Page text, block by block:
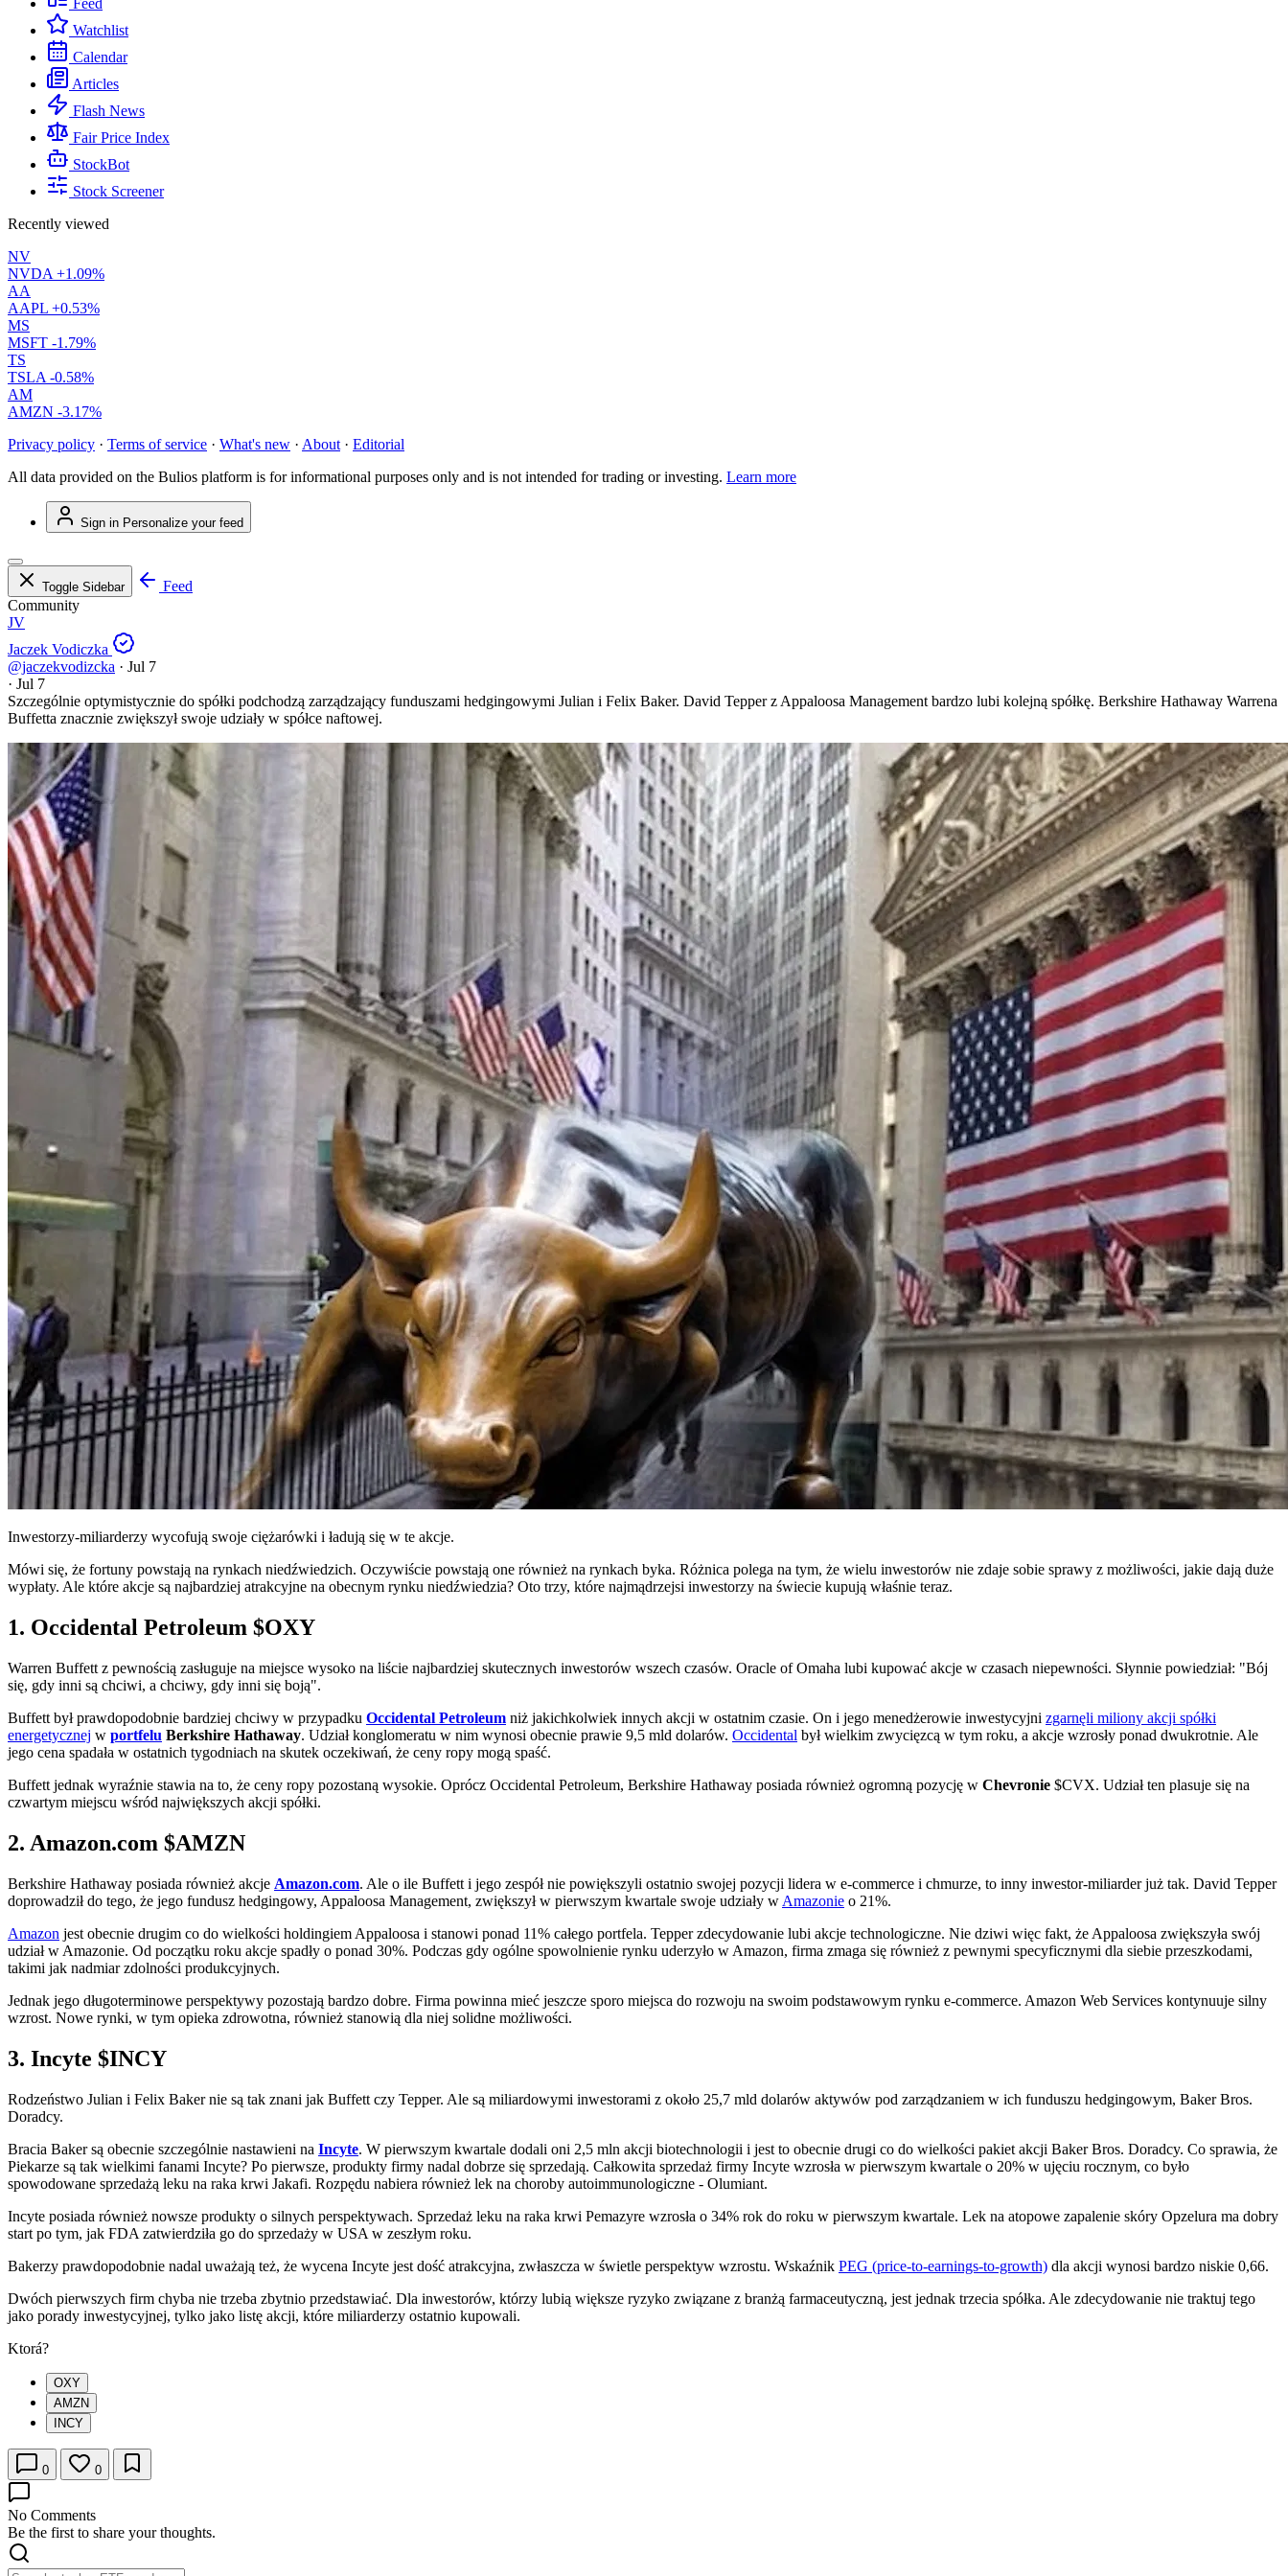
Feed
Watchlist
Calendar
Articles
Flash News
Fair Price Index
StockBot
Stock Screener
Recently viewed
NV
NVDA +1.09%
AA
AAPL +0.53%
MS
MSFT -1.79%
TS
TSLA -0.58%
AM
AMZN -3.17%
Privacy policy · Terms of service · What's new · About · Editorial
All data provided on the Bulios platform is for informational purposes only and is not intended for trading or investing. Learn more
Sign in Personalize your feed
Toggle Sidebar
Feed
Community
JV
Jaczek Vodiczka
@jaczekvodizcka · Jul 7
· Jul 7
Szczególnie optymistycznie do spółki podchodzą zarządzający funduszami hedgingowymi Julian i Felix Baker. David Tepper z Appaloosa Management bardzo lubi kolejną spółkę. Berkshire Hathaway Warrena
Buffetta znacznie zwiększył swoje udziały w spółce naftowej.
Inwestorzy-miliarderzy wycofują swoje ciężarówki i ładują się w te akcje.
Mówi się, że fortuny powstają na rynkach niedźwiedzich. Oczywiście powstają one również na rynkach byka. Różnica polega na tym, że wielu inwestorów nie zdaje sobie sprawy z możliwości, jakie dają duże
wypłaty. Ale które akcje są najbardziej atrakcyjne na obecnym rynku niedźwiedzia? Oto trzy, które najmądrzejsi inwestorzy na świecie kupują właśnie teraz.
1. Occidental Petroleum $OXY
Warren Buffett z pewnością zasługuje na miejsce wysoko na liście najbardziej skutecznych inwestorów wszech czasów. Oracle of Omaha lubi kupować akcje w czasach niepewności. Słynnie powiedział: "Bój
się, gdy inni są chciwi, a chciwy, gdy inni się boją".
Buffett był prawdopodobnie bardziej chciwy w przypadku Occidental Petroleum niż jakichkolwiek innych akcji w ostatnim czasie. On i jego menedżerowie inwestycyjni zgarnęli miliony akcji spółki
energetycznej w portfelu Berkshire Hathaway. Udział konglomeratu w nim wynosi obecnie prawie 9,5 mld dolarów. Occidental był wielkim zwycięzcą w tym roku, a akcje wzrosły ponad dwukrotnie. Ale
jego cena spadała w ostatnich tygodniach na skutek oczekiwań, że ceny ropy mogą spaść.
Buffett jednak wyraźnie stawia na to, że ceny ropy pozostaną wysokie. Oprócz Occidental Petroleum, Berkshire Hathaway posiada również ogromną pozycję w Chevronie $CVX. Udział ten plasuje się na
czwartym miejscu wśród największych akcji spółki.
2. Amazon.com $AMZN
Berkshire Hathaway posiada również akcje Amazon.com. Ale o ile Buffett i jego zespół nie powiększyli ostatnio swojej pozycji lidera w e-commerce i chmurze, to inny inwestor-miliarder już tak. David Tepper
doprowadził do tego, że jego fundusz hedgingowy, Appaloosa Management, zwiększył w pierwszym kwartale swoje udziały w Amazonie o 21%.
Amazon jest obecnie drugim co do wielkości holdingiem Appaloosa i stanowi ponad 11% całego portfela. Tepper zdecydowanie lubi akcje technologiczne. Nie dziwi więc fakt, że Appaloosa zwiększyła swój
udział w Amazonie. Od początku roku akcje spadły o ponad 30%. Podczas gdy ogólne spowolnienie rynku uderzyło w Amazon, firma zmaga się również z pewnymi specyficznymi dla siebie przeszkodami,
takimi jak nadmiar zdolności produkcyjnych.
Jednak jego długoterminowe perspektywy pozostają bardzo dobre. Firma powinna mieć jeszcze sporo miejsca do rozwoju na swoim podstawowym rynku e-commerce. Amazon Web Services kontynuuje silny
wzrost. Nowe rynki, w tym opieka zdrowotna, również stanowią dla niej solidne możliwości.
3. Incyte $INCY
Rodzeństwo Julian i Felix Baker nie są tak znani jak Buffett czy Tepper. Ale są miliardowymi inwestorami z około 25,7 mld dolarów aktywów pod zarządzaniem w ich funduszu hedgingowym, Baker Bros.
Doradcy.
Bracia Baker są obecnie szczególnie nastawieni na Incyte. W pierwszym kwartale dodali oni 2,5 mln akcji biotechnologii i jest to obecnie drugi co do wielkości pakiet akcji Baker Bros. Doradcy. Co sprawia, że
Piekarze są tak wielkimi fanami Incyte? Po pierwsze, produkty firmy nadal dobrze się sprzedają. Całkowita sprzedaż firmy Incyte wzrosła w pierwszym kwartale o 20% w ujęciu rocznym, co było
spowodowane sprzedażą leku na raka krwi Jakafi. Rozpędu nabiera również lek na choroby autoimmunologiczne - Olumiant.
Incyte posiada również nowsze produkty o silnych perspektywach. Sprzedaż leku na raka krwi Pemazyre wzrosła o 34% rok do roku w pierwszym kwartale. Lek na atopowe zapalenie skóry Opzelura ma dobry
start po tym, jak FDA zatwierdziła go do sprzedaży w USA w zeszłym roku.
Bakerzy prawdopodobnie nadal uważają też, że wycena Incyte jest dość atrakcyjna, zwłaszcza w świetle perspektyw wzrostu. Wskaźnik PEG (price-to-earnings-to-growth) dla akcji wynosi bardzo niskie 0,66.
Dwóch pierwszych firm chyba nie trzeba zbytnio przedstawiać. Dla inwestorów, którzy lubią większe ryzyko związane z branżą farmaceutyczną, jest jednak trzecia spółka. Ale zdecydowanie nie traktuj tego
jako porady inwestycyjnej, tylko jako listę akcji, które miliarderzy ostatnio kupowali.
Ktorá?
OXY
AMZN
INCY
0 0
No Comments
Be the first to share your thoughts.